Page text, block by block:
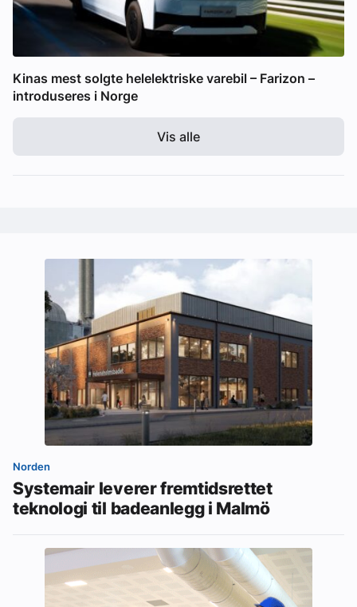
Kinas mest solgte helelektriske varebil – Farizon –
introduseres i Norge
Vis alle
Norden
Systemair leverer fremtidsrettet
teknologi til badeanlegg i Malmö